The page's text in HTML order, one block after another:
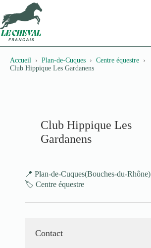
au
contenu
Accueil Plan-de-Cuques
Centre équestre
Club Hippique Les Gardanens
Club Hippique Les
Gardanens
📍 Plan-de-Cuques(Bouches-du-Rhône)
🏷️ Centre équestre
Contact